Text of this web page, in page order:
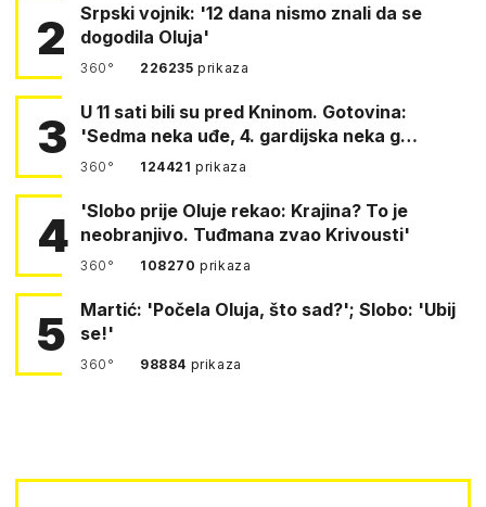
2
Srpski vojnik: '12 dana nismo znali da se
dogodila Oluja'
360° 226235prikaza
3
U 11 sati bili su pred Kninom. Gotovina:
'Sedma neka uđe, 4. gardijska neka g…
360° 124421prikaza
4
'Slobo prije Oluje rekao: Krajina? To je
neobranjivo. Tuđmana zvao Krivousti'
360° 108270prikaza
5
Martić: 'Počela Oluja, što sad?'; Slobo: 'Ubij
se!'
360° 98884 prikaza